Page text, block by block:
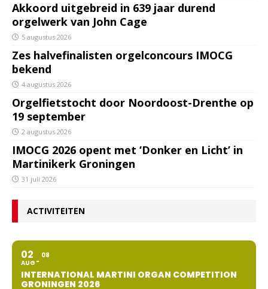
Akkoord uitgebreid in 639 jaar durend
orgelwerk van John Cage
5 augustus 2026
Zes halvefinalisten orgelconcours IMOCG
bekend
4 augustus 2026
Orgelfietstocht door Noordoost-Drenthe op
19 september
2 augustus 2026
IMOCG 2026 opent met ‘Donker en Licht’ in
Martinikerk Groningen
31 juli 2026
ACTIVITEITEN
02
AUG
08
INTERNATIONAL MARTINI ORGAN COMPETITION
GRONINGEN 2026